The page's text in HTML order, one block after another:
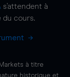
s'attendent à
du cours.
à titre
historique et